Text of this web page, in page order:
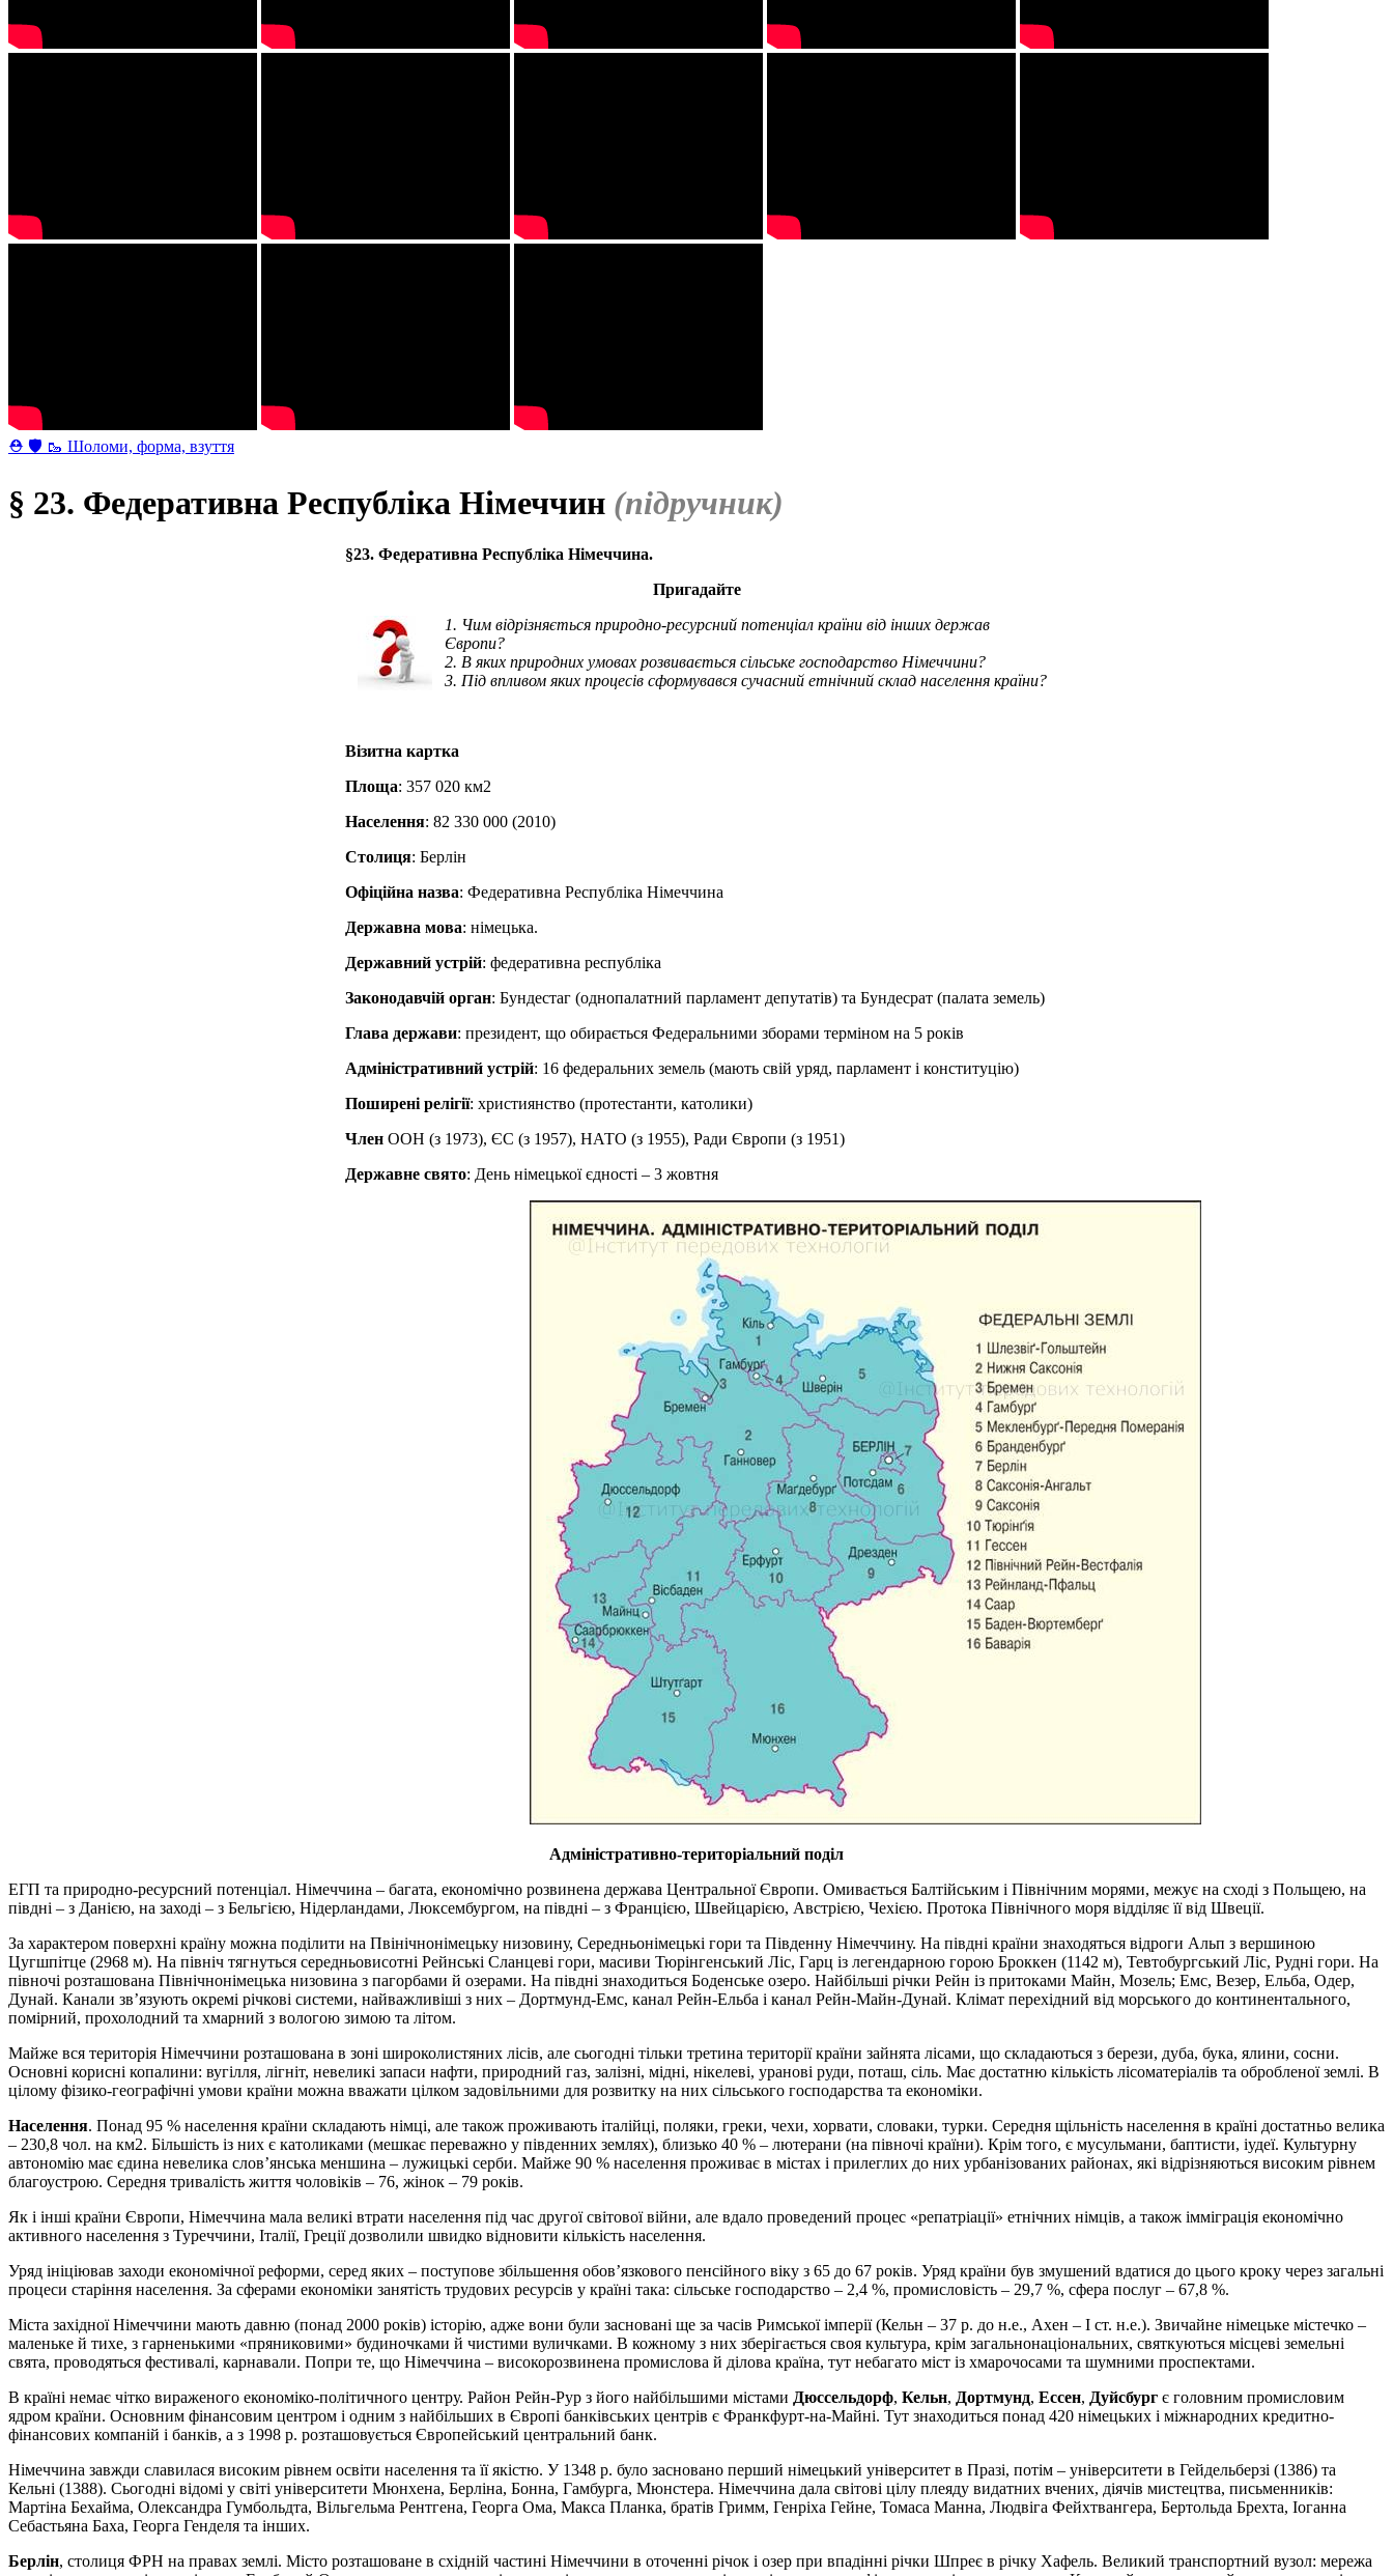
⛑ 🛡 🥾 Шоломи, форма, взуття
§ 23. Федеративна Республіка Німеччин (підручник)
§23. Федеративна Республіка Німеччина.
Пригадайте
Чим відрізняється природно-ресурсний потенціал країни від інших держав
Європи?
В яких природних умовах розвивається сільське господарство Німеччини?
Під впливом яких процесів сформувався сучасний етнічний склад населення країни?
Візитна картка
Площа: 357 020 км2
Населення: 82 330 000 (2010)
Столиця: Берлін
Офіційна назва: Федеративна Республіка Німеччина
Державна мова: німецька.
Державний устрій: федеративна республіка
Законодавчій орган: Бундестаг (однопалатний парламент депутатів) та Бундесрат (палата земель)
Глава держави: президент, що обирається Федеральними зборами терміном на 5 років
Адміністративний устрій: 16 федеральних земель (мають свій уряд, парламент і конституцію)
Поширені релігії: християнство (протестанти, католики)
Член ООН (з 1973), ЄС (з 1957), НАТО (з 1955), Ради Європи (з 1951)
Державне свято: День німецької єдності – 3 жовтня
Адміністративно-територіальний поділ
ЕГП та природно-ресурсний потенціал. Німеччина – багата, економічно розвинена держава Центральної Європи. Омивається Балтійським і Північним морями, межує на сході з Польщею, на
півдні – з Данією, на заході – з Бельгією, Нідерландами, Люксембургом, на півдні – з Францією, Швейцарією, Австрією, Чехією. Протока Північного моря відділяє її від Швеції.
За характером поверхні країну можна поділити на Пвінічнонімецьку низовину, Середньонімецькі гори та Південну Німеччину. На півдні країни знаходяться відроги Альп з вершиною
Цугшпітце (2968 м). На північ тягнуться середньовисотні Рейнські Сланцеві гори, масиви Тюрінгенський Ліс, Гарц із легендарною горою Броккен (1142 м), Тевтобургський Ліс, Рудні гори. На
півночі розташована Північнонімецька низовина з пагорбами й озерами. На півдні знаходиться Боденське озеро. Найбільші річки Рейн із притоками Майн, Мозель; Емс, Везер, Ельба, Одер,
Дунай. Канали зв’язують окремі річкові системи, найважливіші з них – Дортмунд-Емс, канал Рейн-Ельба і канал Рейн-Майн-Дунай. Клімат перехідний від морського до континентального,
помірний, прохолодний та хмарний з вологою зимою та літом.
Майже вся територія Німеччини розташована в зоні широколистяних лісів, але сьогодні тільки третина території країни зайнята лісами, що складаються з берези, дуба, бука, ялини, сосни.
Основні корисні копалини: вугілля, лігніт, невеликі запаси нафти, природний газ, залізні, мідні, нікелеві, уранові руди, поташ, сіль. Має достатню кількість лісоматеріалів та обробленої землі. В
цілому фізико-географічні умови країни можна вважати цілком задовільними для розвитку на них сільського господарства та економіки.
Населення. Понад 95 % населення країни складають німці, але також проживають італійці, поляки, греки, чехи, хорвати, словаки, турки. Середня щільність населення в країні достатньо велика
– 230,8 чол. на км2. Більшість із них є католиками (мешкає переважно у південних землях), близько 40 % – лютерани (на півночі країни). Крім того, є мусульмани, баптисти, іудеї. Культурну
автономію має єдина невелика слов’янська меншина – лужицькі серби. Майже 90 % населення проживає в містах і прилеглих до них урбанізованих районах, які відрізняються високим рівнем
благоустрою. Середня тривалість життя чоловіків – 76, жінок – 79 років.
Як і інші країни Європи, Німеччина мала великі втрати населення під час другої світової війни, але вдало проведений процес «репатріації» етнічних німців, а також імміграція економічно
активного населення з Туреччини, Італії, Греції дозволили швидко відновити кількість населення.
Уряд ініціював заходи економічної реформи, серед яких – поступове збільшення обов’язкового пенсійного віку з 65 до 67 років. Уряд країни був змушений вдатися до цього кроку через загальні
процеси старіння населення. За сферами економіки занятість трудових ресурсів у країні така: сільське господарство – 2,4 %, промисловість – 29,7 %, сфера послуг – 67,8 %.
Міста західної Німеччини мають давню (понад 2000 років) історію, адже вони були засновані ще за часів Римської імперії (Кельн – 37 р. до н.е., Ахен – І ст. н.е.). Звичайне німецьке містечко –
маленьке й тихе, з гарненькими «пряниковими» будиночками й чистими вуличками. В кожному з них зберігається своя культура, крім загальнонаціональних, святкуються місцеві земельні
свята, проводяться фестивалі, карнавали. Попри те, що Німеччина – високорозвинена промислова й ділова країна, тут небагато міст із хмарочосами та шумними проспектами.
В країні немає чітко вираженого економіко-політичного центру. Район Рейн-Рур з його найбільшими містами Дюссельдорф, Кельн, Дортмунд, Ессен, Дуйсбург є головним промисловим
ядром країни. Основним фінансовим центром і одним з найбільших в Європі банківських центрів є Франкфурт-на-Майні. Тут знаходиться понад 420 німецьких і міжнародних кредитно-
фінансових компаній і банків, а з 1998 р. розташовується Європейський центральний банк.
Німеччина завжди славилася високим рівнем освіти населення та її якістю. У 1348 р. було засновано перший німецький університет в Празі, потім – університети в Гейдельберзі (1386) та
Кельні (1388). Сьогодні відомі у світі університети Мюнхена, Берліна, Бонна, Гамбурга, Мюнстера. Німеччина дала світові цілу плеяду видатних вчених, діячів мистецтва, письменників:
Мартіна Бехайма, Олександра Гумбольдта, Вільгельма Рентгена, Георга Ома, Макса Планка, братів Гримм, Генріха Гейне, Томаса Манна, Людвіга Фейхтвангера, Бертольда Брехта, Іоганна
Себастьяна Баха, Георга Генделя та інших.
Берлін, столиця ФРН на правах землі. Місто розташоване в східній частині Німеччини в оточенні річок і озер при впадінні річки Шпреє в річку Хафель. Великий транспортний вузол: мережа